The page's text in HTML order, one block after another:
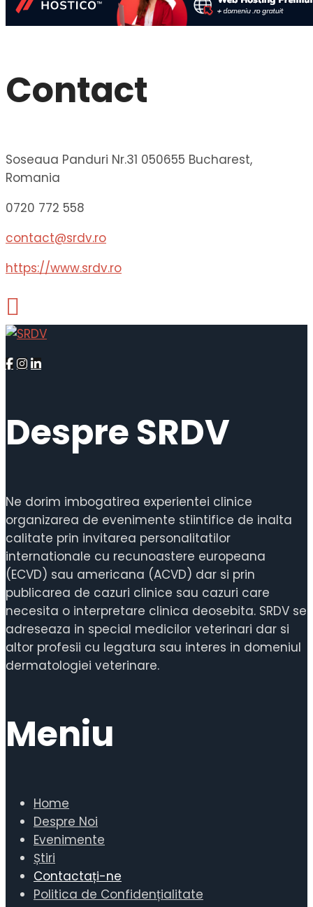
Contact
Soseaua Panduri Nr.31 050655 Bucharest,
Romania
0720 772 558
contact@srdv.ro
https://www.srdv.ro
Despre SRDV
Ne dorim imbogatirea experientei clinice
organizarea de evenimente stiintifice de inalta
calitate prin invitarea personalitatilor
internationale cu recunoastere europeana
(ECVD) sau americana (ACVD) dar si prin
publicarea de cazuri clinice sau cazuri care
necesita o interpretare clinica deosebita. SRDV se
adreseaza in special medicilor veterinari dar si
altor profesii cu legatura sau interes in domeniul
dermatologiei veterinare.
Meniu
Home
Despre Noi
Evenimente
Știri
Contactați-ne
Politica de Confidențialitate